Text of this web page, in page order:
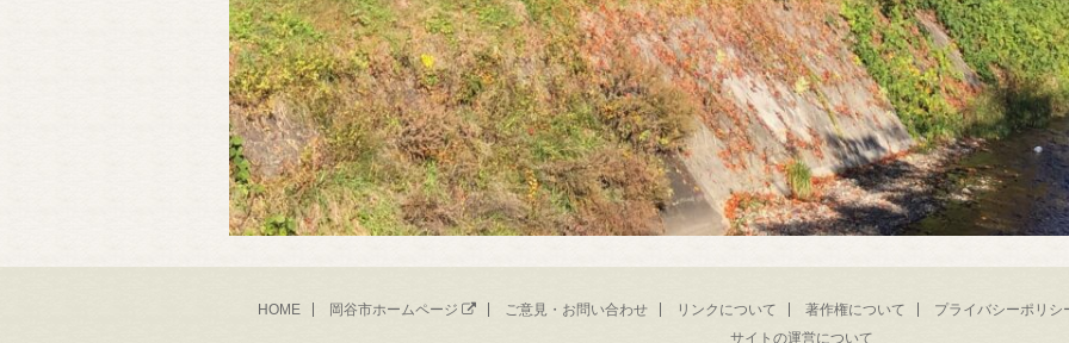
HOME 岡谷市ホームページ ご意見・お問い合わせ リンクについて 著作権について
プライバシーポリ
サイトの運営について